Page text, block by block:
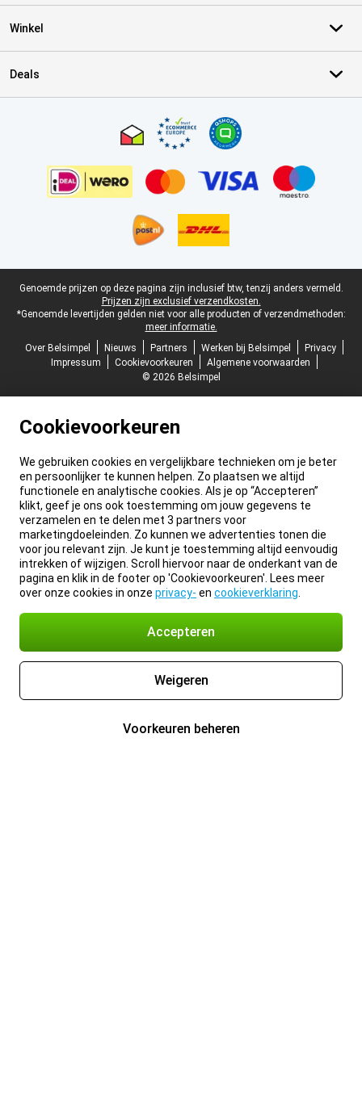
Winkel
Deals
Juridische voettekst
Genoemde prijzen op deze pagina zijn inclusief btw, tenzij anders vermeld.
Prijzen zijn exclusief verzendkosten.
*Genoemde levertijden gelden niet voor alle producten of verzendmethoden:
meer informatie.
Over Belsimpel
Nieuws Partners Werken bij Belsimpel
Privacy
Impressum
Cookievoorkeuren
Algemene voorwaarden
© 2026 Belsimpel
Cookievoorkeuren
We gebruiken cookies en vergelijkbare technieken om je beter
en persoonlijker te kunnen helpen. Zo plaatsen we altijd
functionele en analytische cookies. Als je op “Accepteren”
klikt, geef je ons ook toestemming om jouw gegevens te
verzamelen en te delen met 3 partners voor
marketingdoeleinden. Zo kunnen we advertenties tonen die
voor jou relevant zijn. Je kunt je toestemming altijd eenvoudig
intrekken of wijzigen. Scroll hiervoor naar de onderkant van de
pagina en klik in de footer op 'Cookievoorkeuren'. Lees meer
over onze cookies in onze privacy- en cookieverklaring
Accepteren
Weigeren
Voorkeuren beheren